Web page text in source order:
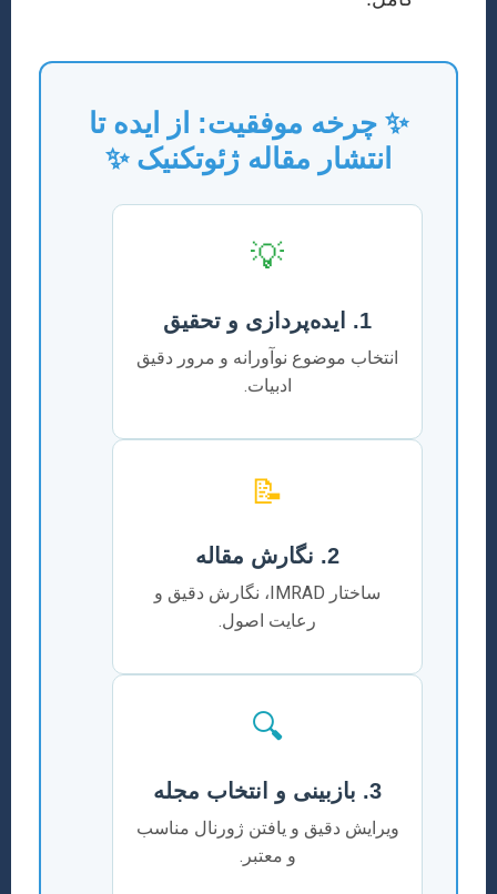
✨ چرخه موفقیت: از ایده تا
انتشار مقاله ژئوتکنیک ✨
💡
1. ایده‌پردازی و تحقیق
انتخاب موضوع نوآورانه و مرور دقیق
ادبیات.
📝
2. نگارش مقاله
ساختار IMRAD، نگارش دقیق و
رعایت اصول.
🔍
3. بازبینی و انتخاب مجله
ویرایش دقیق و یافتن ژورنال مناسب
و معتبر.